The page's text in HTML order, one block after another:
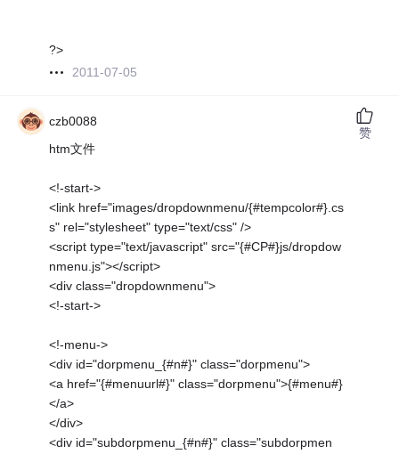
?>
2011-07-05
czb0088
htm文件
<!-start->
<link href="images/dropdownmenu/{#tempcolor#}.cs
s" rel="stylesheet" type="text/css" />
<script type="text/javascript" src="{#CP#}js/dropdow
nmenu.js"></script>
<div class="dropdownmenu">
<!-start->
<!-menu->
<div id="dorpmenu_{#n#}" class="dorpmenu">
<a href="{#menuurl#}" class="dorpmenu">{#menu#}
</a>
</div>
<div id="subdorpmenu_{#n#}" class="subdorpmen
赞